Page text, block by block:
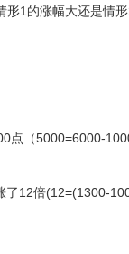
1的涨幅大还是情
（5000=6000-
12倍(12=(1300-